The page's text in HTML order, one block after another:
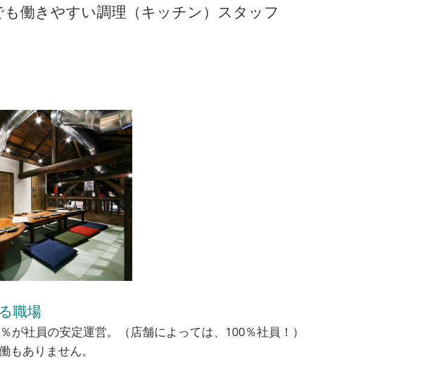
働きやすい調理（キッチン）スタッフ
職場
が社員の安定運営。（店舗によっては、100％社員！）
もありません。